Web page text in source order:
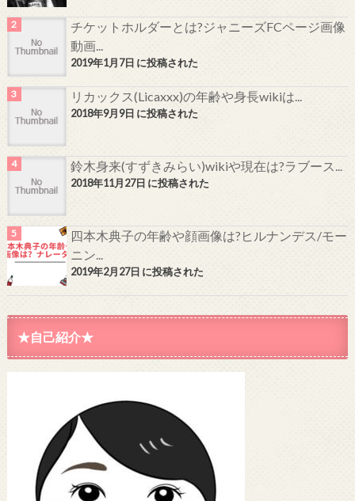
チケットホルダーとは?ジャニーズFCページ画像
動画...
2019年1月7日 に投稿された
リカックス(Licaxxx)の年齢や身長wikiは...
2018年9月9日 に投稿された
鈴木身来(すずきみらい)wikiや現在は?ラブース...
2018年11月27日 に投稿された
四本木典子の年齢や顔画像は?ヒルナンデス/モー
ニン...
2019年2月27日 に投稿された
★自己紹介★